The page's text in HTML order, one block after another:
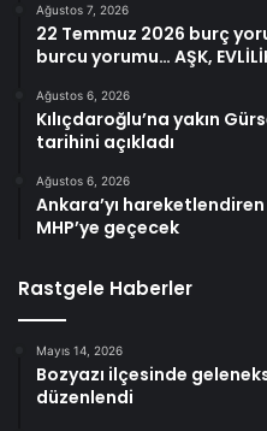
Ağustos 7, 2026
22 Temmuz 2026 burç
burcu yorumu… AŞK,
Ağustos 6, 2026
Kılıçdaroğlu’na yakın
tarihini açıkladı
Ağustos 6, 2026
Ankara’yı
MHP’ye geçecek
Rastgele Haberler
Mayıs 14, 2026
Bozyazı ilçesinde
düzenlendi